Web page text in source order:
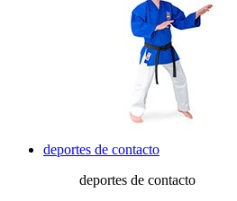
deportes de contacto
deportes de contacto